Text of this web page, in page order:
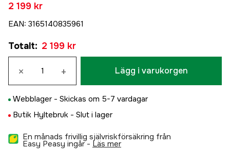
2 199 kr
EAN: 3165140835961
Totalt: 2 199 kr
× + Lägg i varukorgen
Webblager - Skickas om 5-7 vardagar
Butik Hyltebruk - Slut i lager
En månads frivillig självriskförsäkring från
Easy Peasy ingår - läs mer